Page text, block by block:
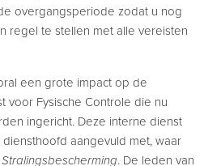
overgangsperiode zodat u nog
regel te stellen met alle vereisten
een grote impact op de
voor Fysische Controle die nu
ingericht. Deze interne dienst
aangevuld met, waar
. De leden van